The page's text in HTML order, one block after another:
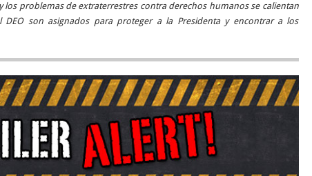
los problemas de extraterrestres contra derechos humanos se calientan
DEO son asignados para proteger a la Presidenta y encontrar a los